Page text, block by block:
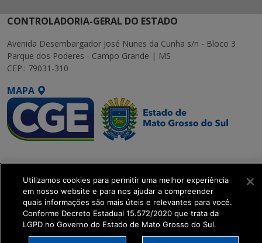
CONTROLADORIA-GERAL DO ESTADO
Avenida Desembargador José Nunes da Cunha s/n - Bloco 3
Parque dos Poderes - Campo Grande | MS
CEP.: 79031-310
MAPA
Transformação Digital
get_footer();
Utilizamos cookies para permitir uma melhor experiência
em nosso website e para nos ajudar a compreender
quais informações são mais úteis e relevantes para você.
Conforme Decreto Estadual 15.572/2020 que trata da
LGPD no Governo do Estado de Mato Grosso do Sul.